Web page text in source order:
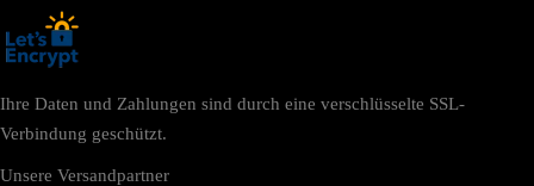
Ihre Daten und Zahlungen sind durch eine verschlüsselte SSL-
Verbindung geschützt.
Unsere Versandpartner